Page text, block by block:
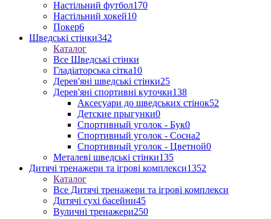
Настільний футбол170
Настільний хокей10
Покер6
Шведські стінки342
Каталог
Все Шведські стінки
Гладіаторська сітка10
Дерев'яні шведські стінки25
Дерев'яні спортивні куточки138
Аксесуари до шведських стінок52
Детские прыгунки0
Спортивный уголок - Бук0
Спортивный уголок - Сосна2
Спортивный уголок - Цветной0
Металеві шведські стінки135
Дитячі тренажери та ігрові комплекси1352
Каталог
Все Дитячі тренажери та ігрові комплекси
Дитячі сухі басейни45
Вуличні тренажери250